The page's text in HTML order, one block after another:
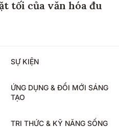
tối của văn hóa đu
SỰ KIỆN
ỨNG DỤNG & ĐỔI MỚI SÁNG
TẠO
TRI THỨC & KỸ NĂNG SỐNG